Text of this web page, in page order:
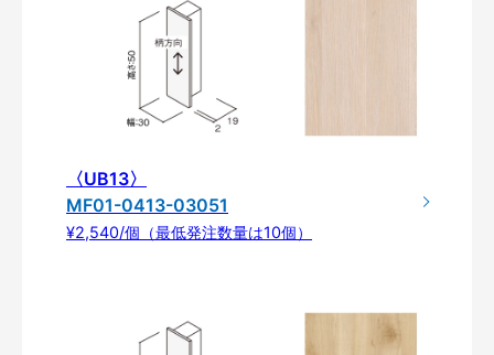
〈UB13〉
MF01-0413-03051
¥2,540/個（最低発注数量は10個）